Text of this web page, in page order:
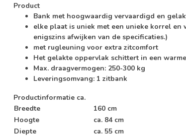
Product
Bank met hoogwaardig vervaardigd en
elke plaat is uniek met een unieke korrel
enigszins afwijken van de specificaties.)
met rugleuning voor extra zitcomfort
Het gelakte oppervlak schittert in een
Max. draagvermogen: 250-300 kg
Leveringsomvang: 1 zitbank
Productinformatie ca.
Breedte
160 cm
Hoogte
ca. 84 cm
Diepte
ca. 55 cm